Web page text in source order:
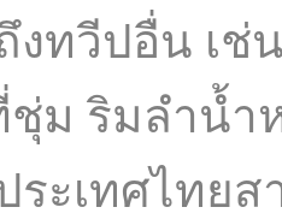
งทวีปอื่น เช่
ม ริมลำน้ำ
ระเทศไทย